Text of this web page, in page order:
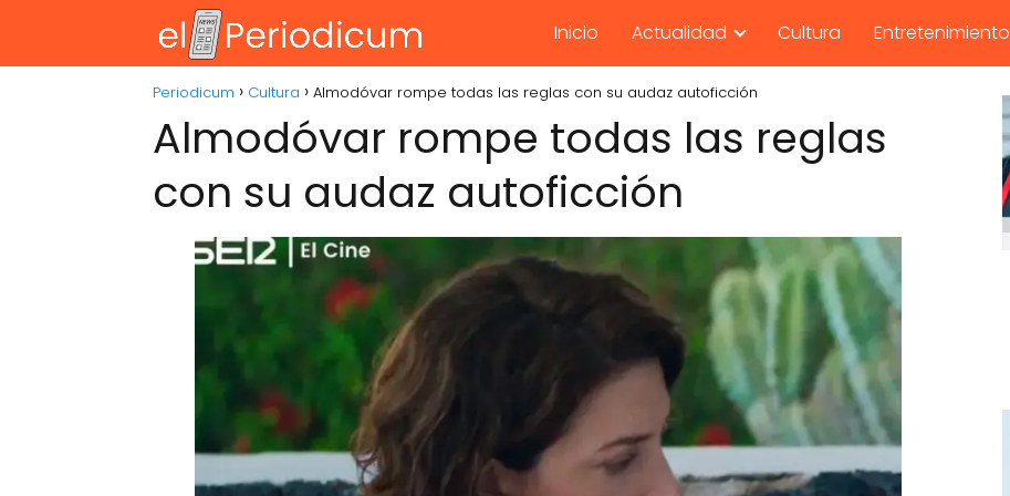
Inicio Actualidad Cultura Entretenimiento
Periodicum Cultura Almodóvar rompe todas las reglas con su audaz autoficción
Almodóvar rompe todas las reglas
con su audaz autoficción